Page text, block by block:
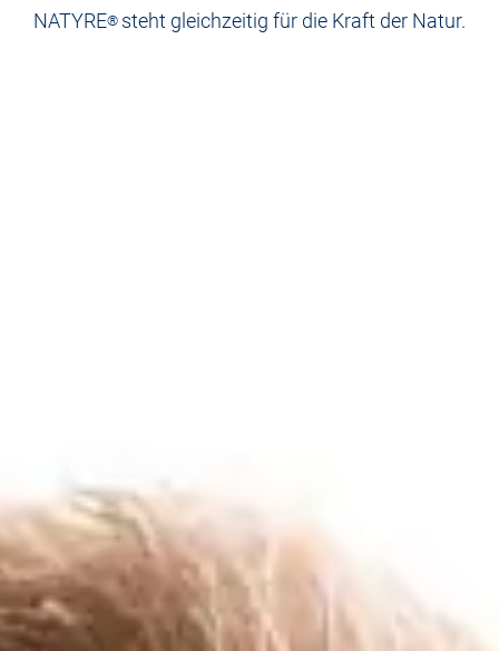
NATYRE® steht gleichzeitig für die Kraft der Natur.